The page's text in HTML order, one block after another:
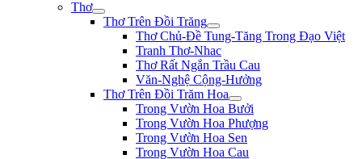
Thơ
Thơ Trên Đồi Trăng
Thơ Chủ-Đề Tung-Tăng Trong Đạo Việt
Tranh Thơ-Nhac
Thơ Rất Ngắn Trầu Cau
Văn-Nghệ Cộng-Hưởng
Thơ Trên Đồi Trăm Hoa
Trong Vườn Hoa Bưởi
Trong Vườn Hoa Phượng
Trong Vườn Hoa Sen
Trong Vườn Hoa Cau